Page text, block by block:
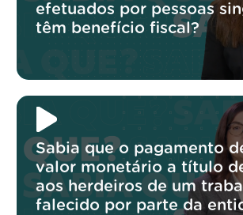
efetuados por pessoas
têm benefício fiscal?
Sabia que o pagamento
valor monetário a título
aos herdeiros de um
falecido por parte da